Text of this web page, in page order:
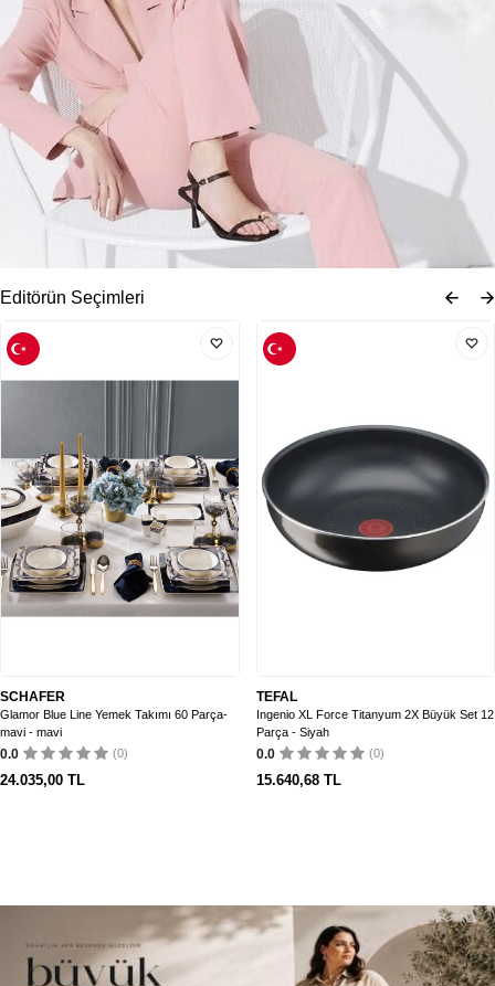
Editörün Seçimleri
SCHAFER
Glamor Blue Line Yemek Takımı 60 Parça-
mavi - mavi
0.0 (0)
24.035,00 TL
TEFAL
Ingenio XL Force Titanyum 2X Büyük Set 12
Parça - Siyah
0.0 (0)
15.640,68TL